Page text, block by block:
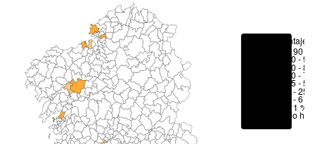
Porcentajes
> 90 %
80 -
70 -
50 -
25 -
6 - 25
1 - 6 %
< 1 %
No hay